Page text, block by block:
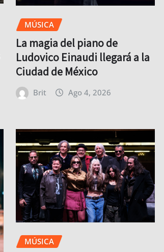
MÚSICA
La magia del piano de
Ludovico Einaudi llegará a la
Ciudad de México
Brit Ago 4, 2026
MÚSICA